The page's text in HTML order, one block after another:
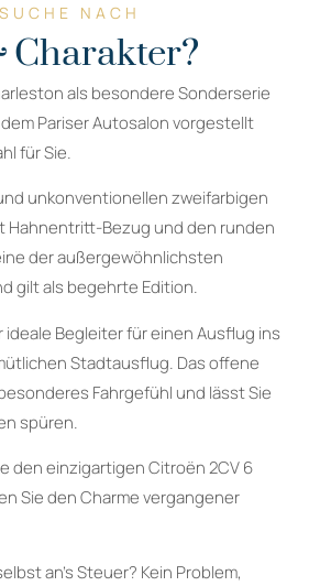
NACH
Charakter?
als besondere Sonderserie
Pariser Autosalon vorgestellt
für Sie.
unkonventionellen zweifarbigen
Hahnentritt-Bezug und den runden
der außergewöhnlichsten
gilt als begehrte Edition.
Begleiter für einen Ausflug ins
Stadtausflug. Das offene
Fahrgefühl und lässt Sie
spüren.
den einzigartigen Citroën 2CV 6
Sie den Charme vergangener
an’s Steuer? Kein Problem,